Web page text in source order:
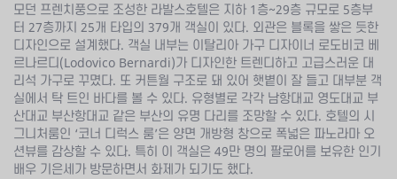
모던 프렌치풍으로 조성한 라발스호텔은 지하 1층∼29층 규모로 5층부
터 27층까지 25개 타입의 379개 객실이 있다. 외관은 블록을 쌓은 듯한
디자인으로 설계했다. 객실 내부는 이탈리아 가구 디자이너 로도비코 베
르나르디(Lodovico Bernardi)가 디자인한 트렌디하고 고급스러운 대
리석 가구로 꾸몄다. 또 커튼월 구조로 돼 있어 햇볕이 잘 들고 대부분 객
실에서 탁 트인 바다를 볼 수 있다. 유형별로 각각 남항대교 영도대교 부
산대교 부산항대교 같은 부산의 유명 다리를 조망할 수 있다. 호텔의 시
그니처룸인 ‘코너 디럭스 룸’은 양면 개방형 창으로 폭넓은 파노라마 오
션뷰를 감상할 수 있다. 특히 이 객실은 49만 명의 팔로어를 보유한 인기
배우 기은세가 방문하면서 화제가 되기도 했다.